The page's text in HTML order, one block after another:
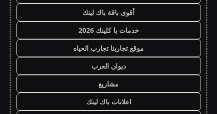
أقوى باقة باك لينك
خدمات با كلينك 2026
موقع تجاربنا تجارب الحياه
ديوان العرب
مشاريع
اعلانات باك لينك